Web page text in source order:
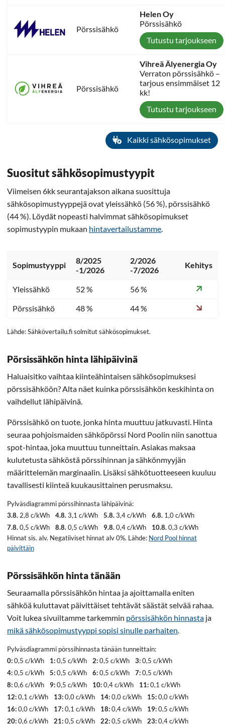
Pörssisähkö
Helen Oy
Pörssisähkö
Tutustu tarjoukseen
Pörssisähkö
Vihreä Älyenergia Oy
Verraton pörssisähkö –
tarjous ensimmäiset 12
kk!
Tutustu tarjoukseen
Kaikki sähkösopimukset
Suositut sähkösopimustyypit
Viimeisen 6kk seurantajakson aikana suosittuja
sähkösopimustyyppejä ovat yleissähkö (56 %), pörssisähkö
(44 %). Löydät nopeasti halvimmat sähkösopimukset
sopimustyypin mukaan hintavertailustamme
Sopimustyyppi
8/2025
-1/2026
2/2026
-7/2026
Kehitys
Yleissähkö 52 %
56 %
Pörssisähkö
48 % 44 %
Lähde: Sähkövertailu.fi solmitut sähkösopimukset.
Pörsissähkön hinta lähipäivinä
Haluaisitko vaihtaa kiinteähintaisen sähkösopimuksesi
pörssisähköön? Alta näet kuinka pörssisähkön keskihinta on
vaihdellut lähipäivinä.
Pörssisähkö on tuote, jonka hinta muuttuu jatkuvasti. Hinta
seuraa pohjoismaiden sähköpörssi Nord Poolin niin sanottua
spot-hintaa, joka muuttuu tunneittain. Asiakas maksaa
kulutetusta sähköstä pörssihinnan ja sähkönmyyjän
määrittelemän marginaalin. Lisäksi sähkötuotteeseen kuuluu
tavallisesti kiinteä kuukausittainen perusmaksu.
Pylväsdiagrammi pörssihinnasta lähipäivinä:
3.8. 2,8 c/kWh 4.8.3,1 c/kWh 5.8.3,4 c/kWh 6.8. 1,0 c/kWh
7.8.0,5 c/kWh 8.8.0,5 c/kWh 9.8.0,4 c/kWh 10.8.0,3 c/kWh
Hinnat sis. alv. Negatiiviset hinnat alv 0%. Lähde: Nord Pool hinnat
päivittäin
Pörssisähkön hinta tänään
Seuraamalla pörssisähkön hintaa ja ajoittamalla eniten
sähköä kuluttavat päivittäiset tehtävät säästät selvää rahaa.
Voit lukea sivuiltamme tarkemmin pörssisähkön hinnasta ja
mikä sähkösopimustyyppi sopisi sinulle parhaiten
Pylväsdiagrammi pörssihinnasta tänään tunneittain:
0:0,5 c/kWh 1:0,5 c/kWh 2:0,5 c/kWh 3:0,5 c/kWh
4:0,5 c/kWh 5:0,5 c/kWh 6:0,5 c/kWh 7:0,5 c/kWh
8:0,6 c/kWh 9:0,5 c/kWh 10:0,4 c/kWh 11:0,1 c/kWh
12:0,1 c/kWh 13:0,0 c/kWh 14:0,0 c/kWh 15:0,0 c/kWh
16:0,0 c/kWh 17:0,1 c/kWh 18:0,4 c/kWh 19:0,5 c/kWh
20:0,6 c/kWh 21:0,5 c/kWh 22:0,5 c/kWh 23:0,4 c/kWh